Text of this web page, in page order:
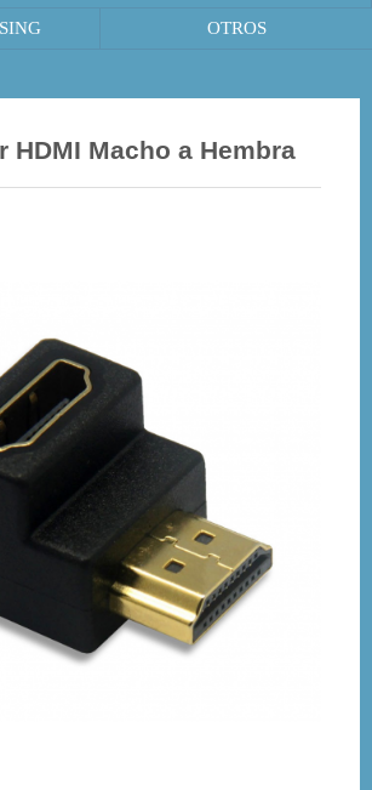
OTROS
HDMI Macho a Hembra